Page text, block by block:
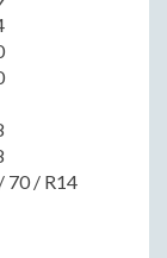
70 / R14